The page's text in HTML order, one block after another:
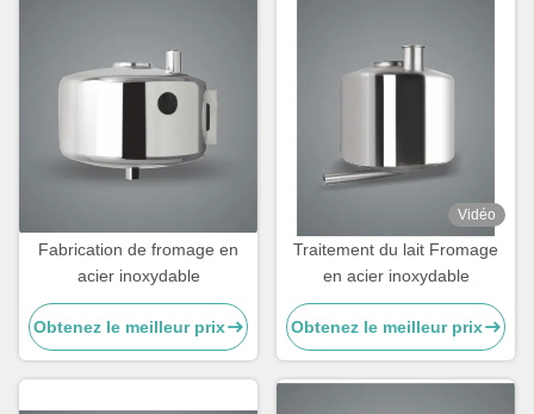
Fabrication de fromage en
acier inoxydable
Obtenez le meilleur prix
Vidéo
Traitement du lait Fromage
en acier inoxydable
Obtenez le meilleur prix